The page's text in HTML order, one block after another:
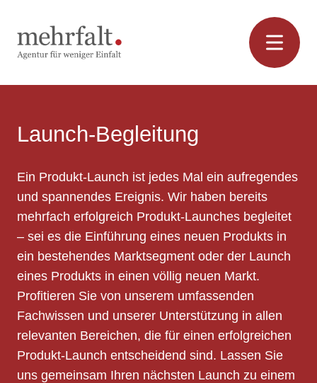
Inhalt
springen
Launch-Begleitung
Ein Produkt-Launch ist jedes Mal ein aufregendes
und spannendes Ereignis. Wir haben bereits
mehrfach erfolgreich Produkt-Launches begleitet
– sei es die Einführung eines neuen Produkts in
ein bestehendes Marktsegment oder der Launch
eines Produkts in einen völlig neuen Markt.
Profitieren Sie von unserem umfassenden
Fachwissen und unserer Unterstützung in allen
relevanten Bereichen, die für einen erfolgreichen
Produkt-Launch entscheidend sind. Lassen Sie
uns gemeinsam Ihren nächsten Launch zu einem